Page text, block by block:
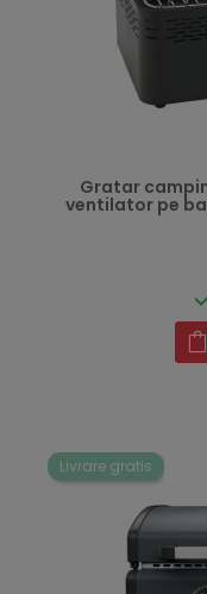
Gratar
ventilator pe
Livrare gratis